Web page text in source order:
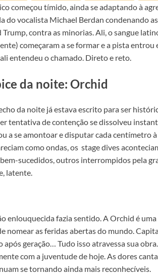
começou tímido, ainda se adaptando à
do vocalista Michael Berdan condenando
Trump, contra as minorias. Ali, o sangue
começaram a se formar e a pista
entendeu o chamado. Direto e reto.
da noite: Orchid
da noite já estava escrito para ser
tentativa de contenção se dissolveu
a se amontoar e disputar cada centímetro
como ondas, os stage dives
sucedidos, outros interrompidos pela
latente.
enlouquecida fazia sentido. A Orchid é
nomear as feridas abertas do mundo.
após geração… Tudo isso atravessa sua
com a juventude de hoje. As dores
se tornando ainda mais reconhecíveis.